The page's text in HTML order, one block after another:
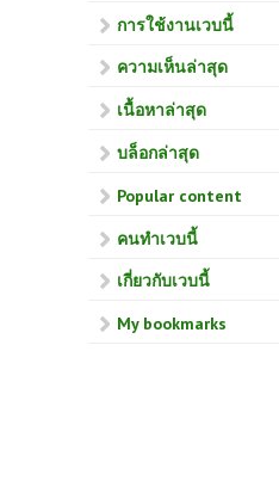
การใช้งานเวบนี้
ความเห็นล่าสุด
เนื้อหาล่าสุด
บล็อกล่าสุด
Popular content
คนทำเวบนี้
เกี่ยวกับเวบนี้
My bookmarks